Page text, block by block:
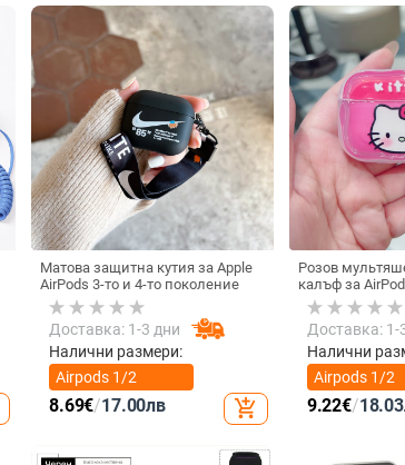
Матова защитна кутия за Apple
AirPods 3-то и 4-то поколение
Доставка: 1-3 дни
Налични размери:
Airpods 1/2
поколение
8.69€/17.00лв add_shopping_cart
Розов
калъф за
котка
Доставка: 1-
Налични
Airpods 1/2
поколение
9.22€/18.03